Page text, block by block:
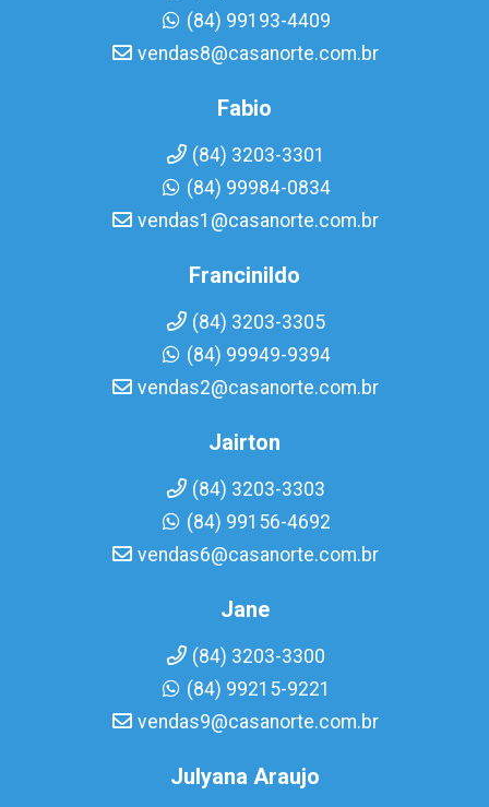
(84) 99193-4409
vendas8@casanorte.com.br
Fabio
(84) 3203-3301
(84) 99984-0834
vendas1@casanorte.com.br
Francinildo
(84) 3203-3305
(84) 99949-9394
vendas2@casanorte.com.br
Jairton
(84) 3203-3303
(84) 99156-4692
vendas6@casanorte.com.br
Jane
(84) 3203-3300
(84) 99215-9221
vendas9@casanorte.com.br
Julyana Araujo